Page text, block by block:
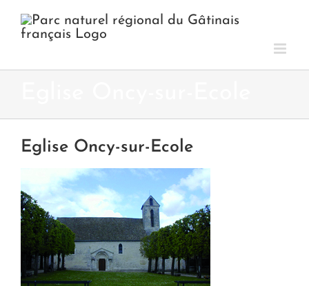
contenu
Eglise Oncy-sur-Ecole